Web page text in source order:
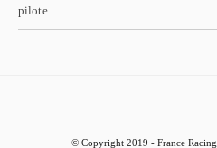
pilote…
© Copyright 2019 - France Racing